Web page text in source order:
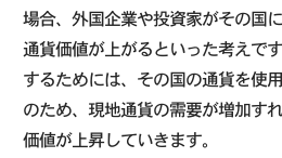
場合、外国企業や投資家がその国
通貨価値が上がるといった考えで
するためには、その国の通貨を使
のため、現地通貨の需要が増加す
価値が上昇していきます。